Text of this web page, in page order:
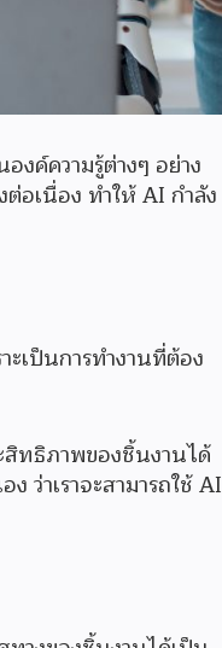
ค์ความรู้ต่างๆ อย่าง
อเนื่อง ทำให้ AI กำลัง
ะเป็นการทำงานที่ต้อง
สิทธิภาพของชิ้นงานได้
ว่าเราจะสามารถใช้ AI